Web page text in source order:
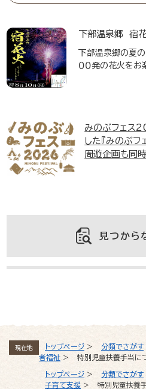
現在地 トップページ > 分類でさがす
者福祉 > 特別児童扶養手当に
トップページ > 分類でさがす
子育て支援 > 特別児童扶養
下部温泉郷 宿
下部温泉郷の夏
００発の花火を
みのぶフェス
した『みのぶフ
周遊企画も同
見つから